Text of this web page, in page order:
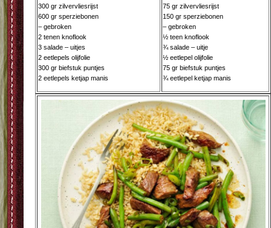
300 gr zilvervliesrijst
600 gr sperziebonen
– gebroken
2 tenen knoflook
3 salade – uitjes
2 eetlepels olijfolie
300 gr biefstuk puntjes
2 eetlepels ketjap manis
75 gr zilvervliesrijst
150 gr sperziebonen
– gebroken
½ teen knoflook
¾ salade – uitje
½ eetlepel olijfolie
75 gr biefstuk puntjes
¾ eetlepel ketjap manis